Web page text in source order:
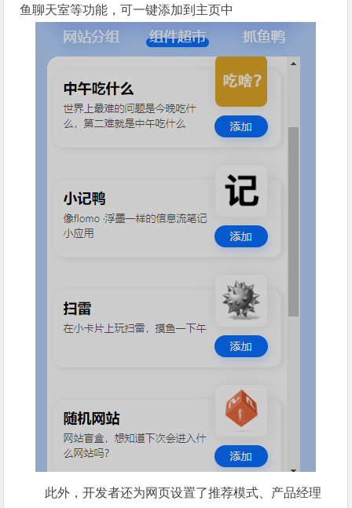
鱼聊天室等功能，可一键添加到主页中
此外，开发者还为网页设置了推荐模式、产品经理